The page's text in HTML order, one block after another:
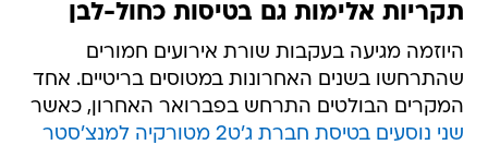
תקריות אלימות גם בטיסות כחול-לבן
היוזמה מגיעה בעקבות שורת אירועים חמורים
שהתרחשו בשנים האחרונות במטוסים בריטיים. אחד
המקרים הבולטים התרחש בפברואר האחרון, כאשר
שני נוסעים בטיסת חברת ג'ט2 מטורקיה למנצ'סטר